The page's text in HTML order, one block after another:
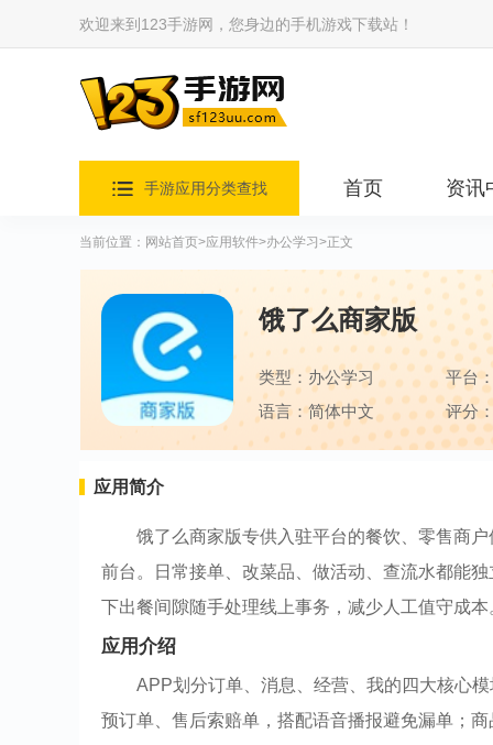
欢迎来到123手游网，您身边的手机游戏下载站！
手游应用分类查找 首页 资讯
当前位置： 网站首页>应用软件>办公学习 >正文
饿了么商家版
类型：办公学习
平台
语言：简体中文
评分
应用简介
饿了么商家版专供入驻平台的餐饮、零售商
前台。日常接单、改菜品、做活动、查流水都能
下出餐间隙随手处理线上事务，减少人工值守成本
应用介绍
APP划分订单、消息、经营、我的四大核心
预订单、售后索赔单，搭配语音播报避免漏单；